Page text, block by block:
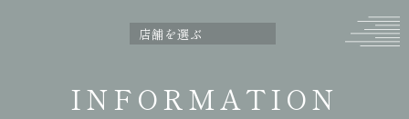
INFORMATION